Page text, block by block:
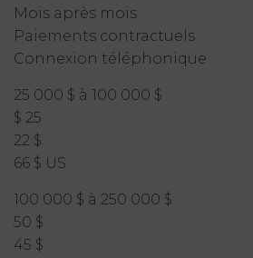
Mois après mois
Paiements contractuels
Connexion téléphonique
25 000 $ à 100 000 $
$ 25
22 $
66 $ US
100 000 $ à 250 000 $
50 $
45 $